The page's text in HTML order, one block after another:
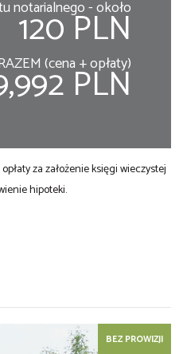
notarialnego - około
120 PLN
(cena + opłaty)
PLN
za założenie księgi wieczystej
hipoteki.
BEZ PROWIZJI